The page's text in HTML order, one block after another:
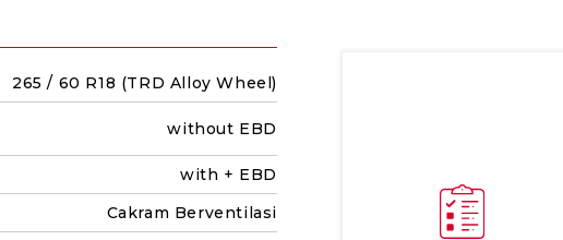
265 / 60 R18 (TRD Alloy Wheel)
without EBD
with + EBD
Cakram Berventilasi